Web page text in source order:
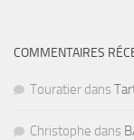
COMMENTAIRES
Touratier dans
Christophe dans